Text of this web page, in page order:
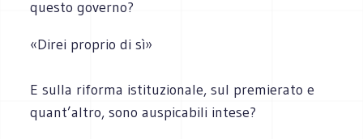
questo governo?
«Direi proprio di sì»
E sulla riforma istituzionale, sul premierato e
quant’altro, sono auspicabili intese?